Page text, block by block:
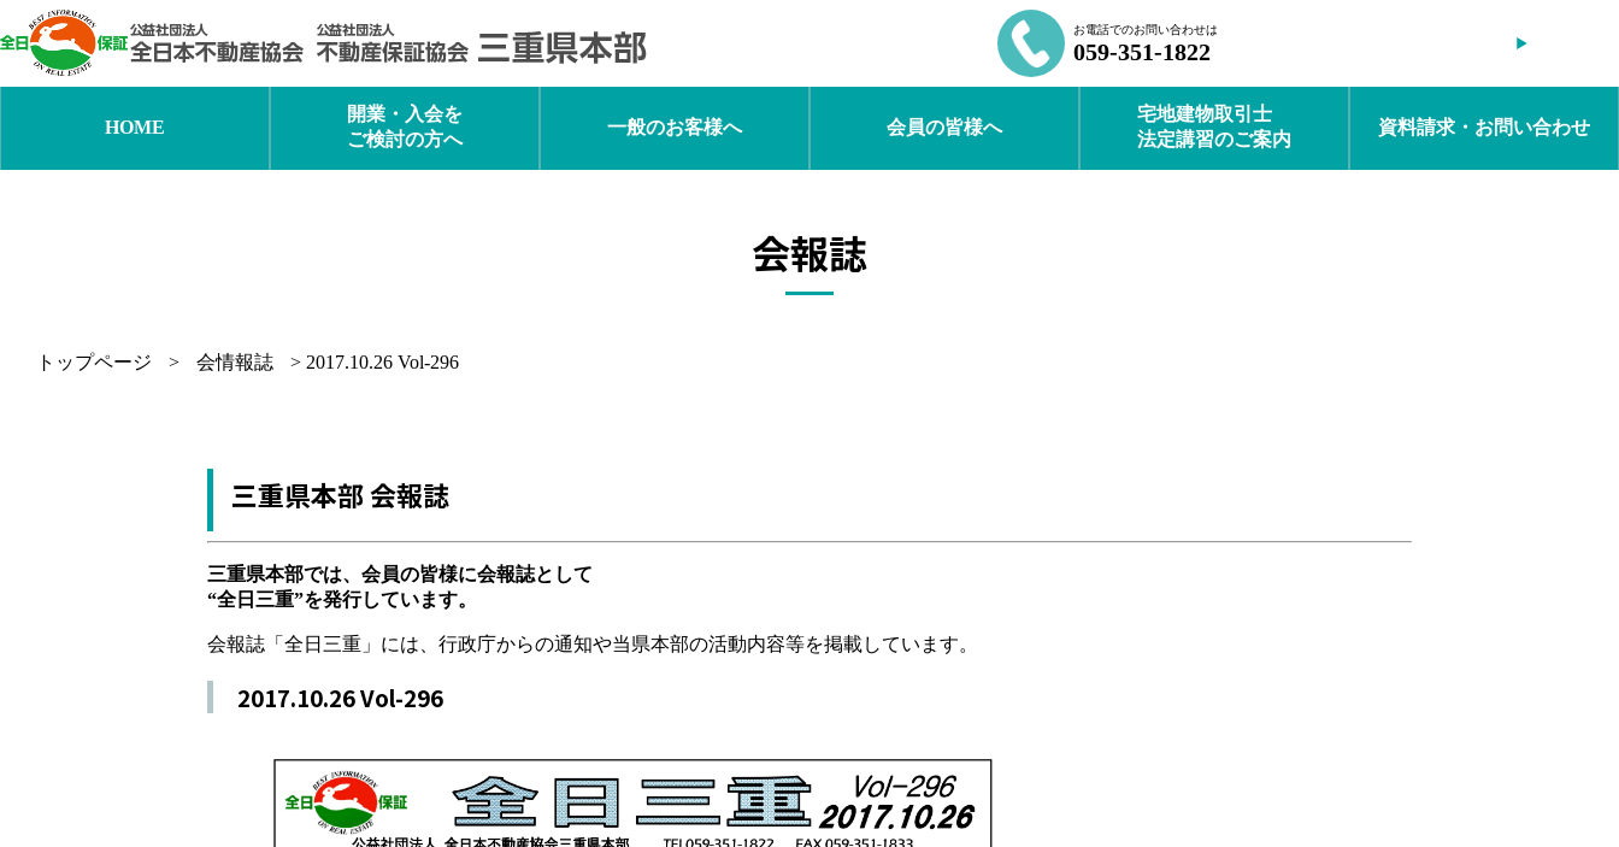
容
ス
お電話でのお問い合わせは
059-351-1822
HOME
開業・入会を
ご検討の方へ
一般のお客様へ 会員の皆様へ
宅地建物取引士
法定講習のご案内
資料請求・お問い合わせ
会報誌
トップページ > 会情報誌 > 2017.10.26 Vol-296
三重県本部 会報誌
三重県本部では、会員の皆様に会報誌として
“全日三重”を発行しています。
会報誌「全日三重」には、行政庁からの通知や当県本部の活動内容等を掲載しています。
2017.10.26 Vol-296